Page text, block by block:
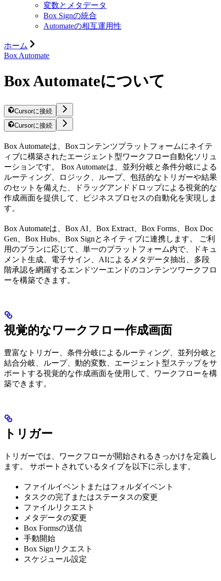
変数とメタデータ
Box Signの統合
Automateの相互運用性
ホーム
Box Automate
Box Automateについて
Cursorに接続
Cursorに接続
Box Automateは、Boxコンテンツプラットフォームにネイテ
ィブに構築されたエージェント型ワークフロー自動化ソリュ
ーションです。 Box Automateは、並列分岐と条件分岐による
ルーティング、ロジック、ループ、包括的なトリガーや結果
のセットを備えた、ドラッグアンドドロップによる視覚的な
作成画面を提供して、ビジネスプロセスの自動化を実現しま
す。
Box Automateは、Box AI、Box Extract、Box Forms、Box Doc
Gen、Box Hubs、Box Signとネイティブに連携します。 ご利
用のプランに応じて、単一のプラットフォーム内で、ドキュ
メント生成、電子サイン、AIによるメタデータ抽出、多段
階承認を網羅するエンドツーエンドのコンテンツワークフロ
ーを構築できます。
視覚的なワークフロー作成画面
豊富なトリガー、条件分岐によるルーティング、並列分岐と
結合分岐、ループ、動的変数、エージェント型ステップをサ
ポートする視覚的な作成画面を使用して、ワークフローを構
築できます。
トリガー
トリガーでは、ワークフローが開始されるきっかけを定義し
ます。 サポートされているタイプを以下に示します。
ファイルイベントまたはフォルダイベント
タスクの完了またはステータスの変更
ファイルリクエスト
メタデータの変更
Box Formsの送信
手動開始
Box Signリクエスト
スケジュール設定